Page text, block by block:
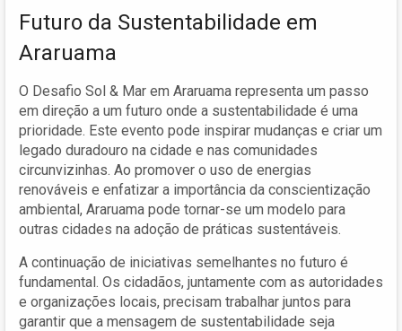
Futuro da Sustentabilidade em
Araruama
O Desafio Sol & Mar em Araruama representa um passo
em direção a um futuro onde a sustentabilidade é uma
prioridade. Este evento pode inspirar mudanças e criar um
legado duradouro na cidade e nas comunidades
circunvizinhas. Ao promover o uso de energias
renováveis e enfatizar a importância da conscientização
ambiental, Araruama pode tornar-se um modelo para
outras cidades na adoção de práticas sustentáveis.
A continuação de iniciativas semelhantes no futuro é
fundamental. Os cidadãos, juntamente com as autoridades
e organizações locais, precisam trabalhar juntos para
garantir que a mensagem de sustentabilidade seja